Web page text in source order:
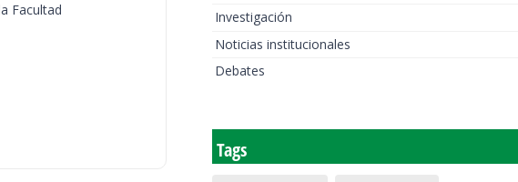
Facultad
Investigación
Noticias institucionales
Debates
Tags